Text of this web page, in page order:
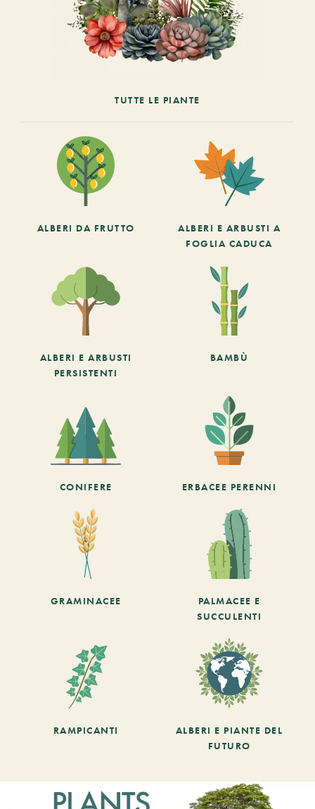
TUTTE LE PIANTE
ALBERI DA FRUTTO
ALBERI E ARBUSTI A
FOGLIA CADUCA
ALBERI E ARBUSTI
PERSISTENTI
BAMBÙ
CONIFERE ERBACEE PERENNI
GRAMINACEE
PALMACEE E
SUCCULENTI
RAMPICANTI
ALBERI E PIANTE DEL
FUTURO